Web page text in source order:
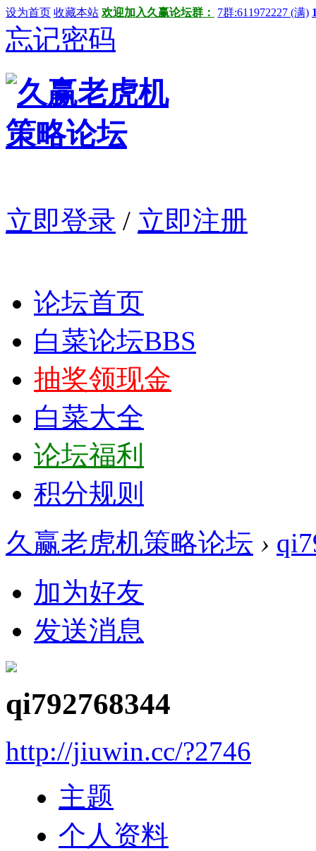
设为首页 收藏本站 欢迎加入久赢论坛群： 7群:611972227 (满)
忘记密码
立即登录 / 立即注册
论坛首页
白菜论坛BBS
抽奖领现金
白菜大全
论坛福利
积分规则
久赢老虎机策略论坛 ›
加为好友
发送消息
qi792768344
http://jiuwin.cc/?2746
主题
个人资料